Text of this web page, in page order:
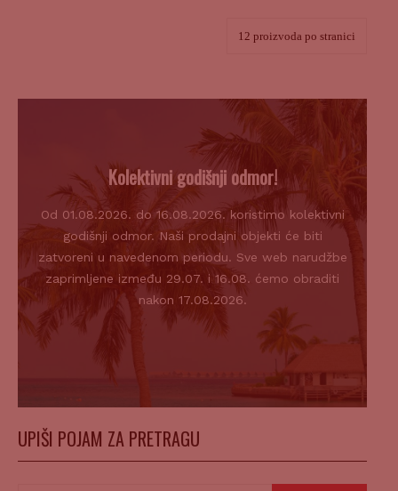
Kolektivni godišnji odmor!
Od 01.08.2026. do 16.08.2026. koristimo kolektivni
godišnji odmor. Naši prodajni objekti će biti
zatvoreni u navedenom periodu. Sve web narudžbe
zaprimljene između 29.07. i 16.08. ćemo obraditi
nakon 17.08.2026.
UPIŠI POJAM ZA PRETRAGU